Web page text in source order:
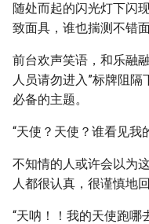
随处而起的闪光灯下闪
致面具，谁也揣测不错
前台欢声笑语，和乐融
人员请勿进入”标牌阻
必备的主题。
“天使？天使？谁看见我
不知情的人或许会以为
人都很认真，很谨慎地
“天呐！！我的天使跑哪